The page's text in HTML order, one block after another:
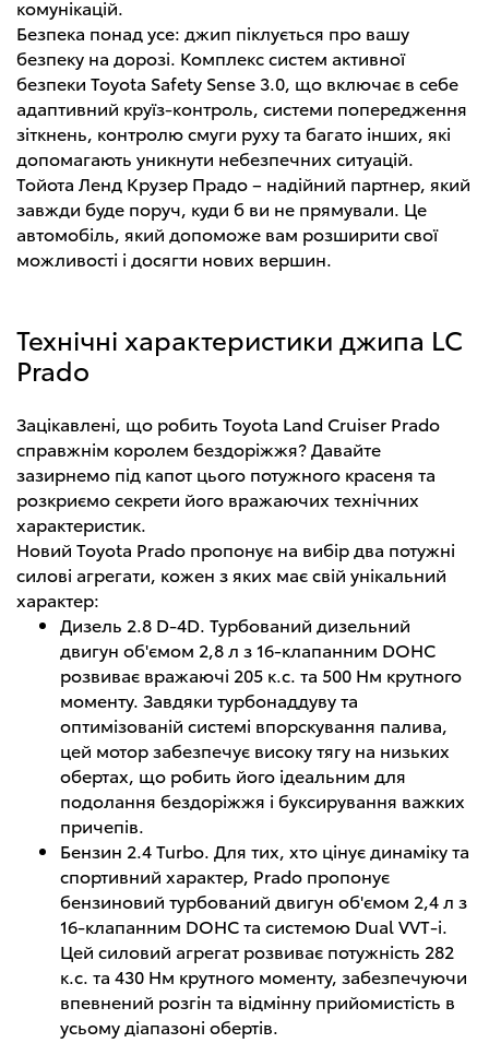
комунікацій.
Безпека понад усе: джип піклується про вашу
безпеку на дорозі. Комплекс систем активної
безпеки Toyota Safety Sense 3.0, що включає в себе
адаптивний круїз-контроль, системи попередження
зіткнень, контролю смуги руху та багато інших, які
допомагають уникнути небезпечних ситуацій.
Тойота Ленд Крузер Прадо – надійний партнер, який
завжди буде поруч, куди б ви не прямували. Це
автомобіль, який допоможе вам розширити свої
можливості і досягти нових вершин.
Технічні характеристики джипа LC
Prado
Зацікавлені, що робить Toyota Land Cruiser Prado
справжнім королем бездоріжжя? Давайте
зазирнемо під капот цього потужного красеня та
розкриємо секрети його вражаючих технічних
характеристик.
Новий Toyota Prado пропонує на вибір два потужні
силові агрегати, кожен з яких має свій унікальний
характер:
Дизель 2.8 D-4D. Турбований дизельний
двигун об'ємом 2,8 л з 16-клапанним DOHC
розвиває вражаючі 205 к.с. та 500 Нм крутного
моменту. Завдяки турбонаддуву та
оптимізованій системі впорскування палива,
цей мотор забезпечує високу тягу на низьких
обертах, що робить його ідеальним для
подолання бездоріжжя і буксирування важких
причепів.
Бензин 2.4 Turbo. Для тих, хто цінує динаміку та
спортивний характер, Prado пропонує
бензиновий турбований двигун об'ємом 2,4 л з
16-клапанним DOHC та системою Dual VVT-i.
Цей силовий агрегат розвиває потужність 282
к.с. та 430 Нм крутного моменту, забезпечуючи
впевнений розгін та відмінну прийомистість в
усьому діапазоні обертів.